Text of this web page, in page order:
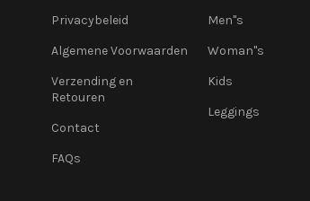
Privacybeleid
Algemene Voorwaarden
Verzending en
Retouren
Contact
FAQs
Men''s
Woman''s
Kids
Leggings